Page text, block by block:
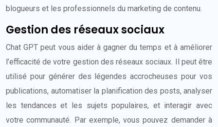
blogueurs et les professionnels du marketing de contenu.
Gestion des réseaux sociaux
Chat GPT peut vous aider à gagner du temps et à améliorer
l’efficacité de votre gestion des réseaux sociaux. Il peut être
utilisé pour générer des légendes accrocheuses pour vos
publications, automatiser la planification des posts, analyser
les tendances et les sujets populaires, et interagir avec
votre communauté. Par exemple, vous pouvez demander à